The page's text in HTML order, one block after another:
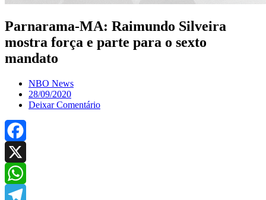
Parnarama-MA: Raimundo Silveira
mostra força e parte para o sexto
mandato
NBO News
28/09/2020
Deixar Comentário
Facebook
X
WhatsApp